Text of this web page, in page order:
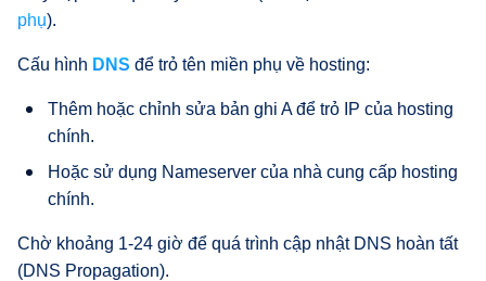
phụ).
Cấu hình DNS để trỏ tên miền phụ về hosting:
Thêm hoặc chỉnh sửa bản ghi A để trỏ IP của hosting
chính.
Hoặc sử dụng Nameserver của nhà cung cấp hosting
chính.
Chờ khoảng 1-24 giờ để quá trình cập nhật DNS hoàn tất
(DNS Propagation).